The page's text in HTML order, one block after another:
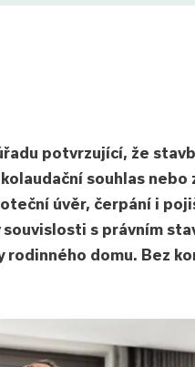
potvrzující, že
souhlas nebo
úvěr, čerpání i
s právním
domu. Bez